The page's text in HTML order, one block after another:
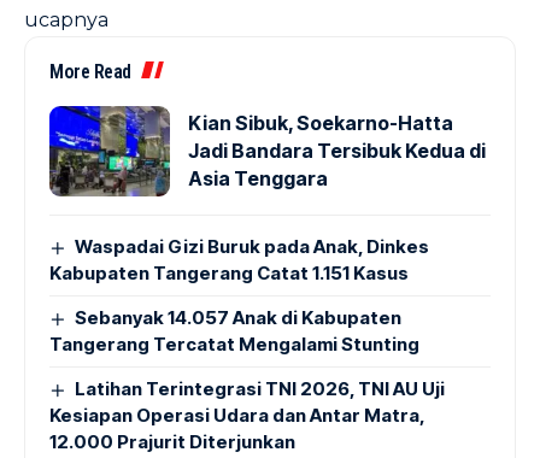
ucapnya
More Read
Kian Sibuk, Soekarno-Hatta
Jadi Bandara Tersibuk Kedua di
Asia Tenggara
Waspadai Gizi Buruk pada Anak, Dinkes
Kabupaten Tangerang Catat 1.151 Kasus
Sebanyak 14.057 Anak di Kabupaten
Tangerang Tercatat Mengalami Stunting
Latihan Terintegrasi TNI 2026, TNI AU Uji
Kesiapan Operasi Udara dan Antar Matra,
12.000 Prajurit Diterjunkan